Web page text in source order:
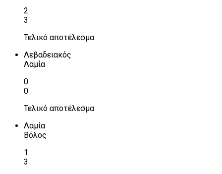
2
3
Τελικό αποτέλεσμα
Λεβαδειακός
Λαμία
0
0
Τελικό αποτέλεσμα
Λαμία
Βόλος
1
3